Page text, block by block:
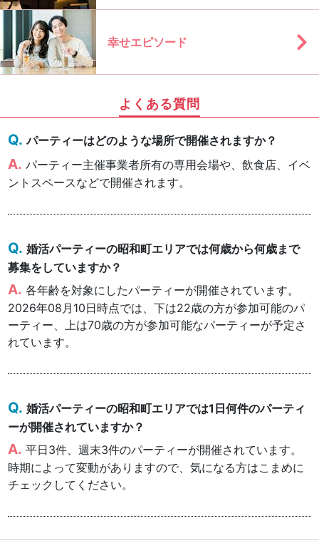
幸せエピソード
よくある質問
パーティーはどのような場所で開催されますか？
パーティー主催事業者所有の専用会場や、飲食店、イベ
ントスペースなどで開催されます。
婚活パーティーの昭和町エリアでは何歳から何歳まで
募集をしていますか？
各年齢を対象にしたパーティーが開催されています。
2026年08月10日時点では、下は22歳の方が参加可能のパ
ーティー、上は70歳の方が参加可能なパーティーが予定さ
れています。
婚活パーティーの昭和町エリアでは1日何件のパーティ
ーが開催されていますか？
平日3件、週末3件のパーティーが開催されています。
時期によって変動がありますので、気になる方はこまめに
チェックしてください。